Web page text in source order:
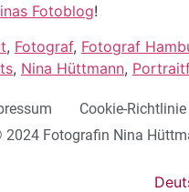
Fotoblog!
, Fotograf, Fotograf
, Nina Hüttmann,
Cookie-Richtlinie
2024 Fotografin Nina